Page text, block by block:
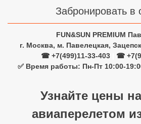
Забронировать в
FUN&SUN PREMIUM
г. Москва, м. Павелецкая,
☎ +7(499)11-33-403
☎
✅ Время работы: Пн-Пт 10:00-
Узнайте цены
авиаперелетом
Сетевые отели Бали
Сетевые отели Маврикия